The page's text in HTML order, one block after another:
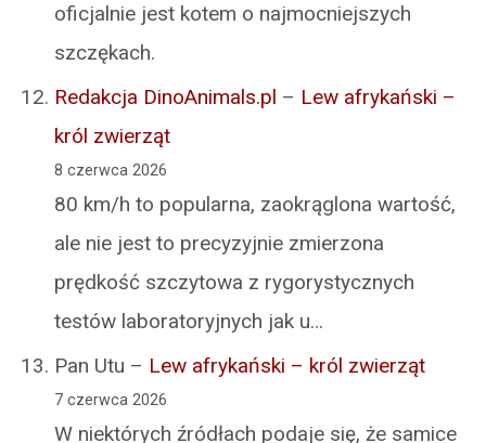
oficjalnie jest kotem o najmocniejszych
szczękach.
Redakcja DinoAnimals.pl – Lew afrykański –
król zwierząt
8 czerwca 2026
80 km/h to popularna, zaokrąglona wartość,
ale nie jest to precyzyjnie zmierzona
prędkość szczytowa z rygorystycznych
testów laboratoryjnych jak u…
Pan Utu – Lew afrykański – król zwierząt
7 czerwca 2026
W niektórych źródłach podaje się, że samice